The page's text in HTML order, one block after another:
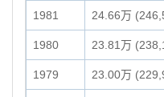
1981 24.66万
1980 23.81万
1979 23.00万